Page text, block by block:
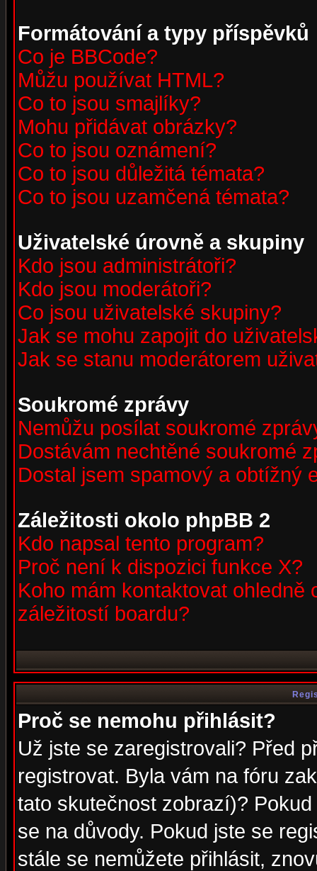
Formátování a typy příspěvků
Co je BBCode?
Můžu používat HTML?
Co to jsou smajlíky?
Mohu přidávat obrázky?
Co to jsou oznámení?
Co to jsou důležitá témata?
Co to jsou uzamčená témata?
Uživatelské úrovně a skupiny
Kdo jsou administrátoři?
Kdo jsou moderátoři?
Co jsou uživatelské skupiny?
Jak se mohu zapojit do
Jak se stanu moderátorem
Soukromé zprávy
Nemůžu posílat soukromé
Dostávám nechtěné soukromé
Dostal jsem spamový a obtížný
Záležitosti okolo phpBB 2
Kdo napsal tento program?
Proč není k dispozici funkce X?
Koho mám kontaktovat
záležitostí boardu?
Proč se nemohu přihlásit?
Už jste se zaregistrovali? Před
registrovat. Byla vám na fóru
tato skutečnost zobrazí)?
se na důvody. Pokud jste se
stále se nemůžete přihlásit,